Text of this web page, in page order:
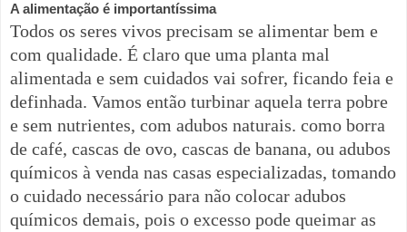
A alimentação é importantíssima
Todos os seres vivos precisam se alimentar bem e
com qualidade. É claro que uma planta mal
alimentada e sem cuidados vai sofrer, ficando feia e
definhada. Vamos então turbinar aquela terra pobre
e sem nutrientes, com adubos naturais. como borra
de café, cascas de ovo, cascas de banana, ou adubos
químicos à venda nas casas especializadas, tomando
o cuidado necessário para não colocar adubos
químicos demais, pois o excesso pode queimar as